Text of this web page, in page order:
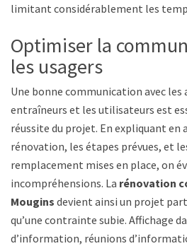
limitant considérablement les
Optimiser la
les usagers
Une bonne communication avec les
entraîneurs et les utilisateurs est
réussite du projet. En expliquant en
rénovation, les étapes prévues, et
remplacement mises en place, on
incompréhensions. La rénovation
Mougins devient ainsi un projet
qu’une contrainte subie. Affichage
d’information, réunions